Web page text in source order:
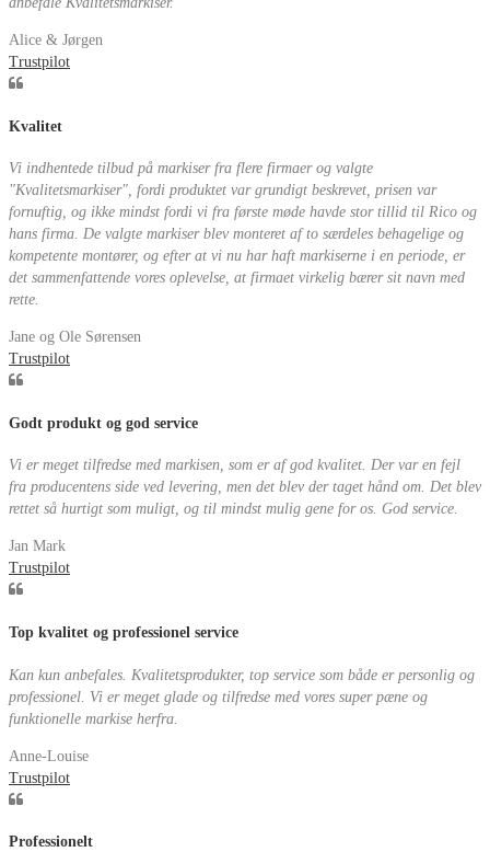
Alice & Jørgen
Trustpilot
Kvalitet
Vi indhentede tilbud på markiser fra flere firmaer og valgte
"Kvalitetsmarkiser", fordi produktet var grundigt beskrevet, prisen var
fornuftig, og ikke mindst fordi vi fra første møde havde stor tillid til Rico og
hans firma. De valgte markiser blev monteret af to særdeles behagelige og
kompetente montører, og efter at vi nu har haft markiserne i en periode, er
det sammenfattende vores oplevelse, at firmaet virkelig bærer sit navn med
rette.
Jane og Ole Sørensen
Trustpilot
Godt produkt og god service
Vi er meget tilfredse med markisen, som er af god kvalitet. Der var en fejl
fra producentens side ved levering, men det blev der taget hånd om. Det blev
rettet så hurtigt som muligt, og til mindst mulig gene for os. God service.
Jan Mark
Trustpilot
Top kvalitet og professionel service
Kan kun anbefales. Kvalitetsprodukter, top service som både er personlig og
professionel. Vi er meget glade og tilfredse med vores super pæne og
funktionelle markise herfra.
Anne-Louise
Trustpilot
Professionelt